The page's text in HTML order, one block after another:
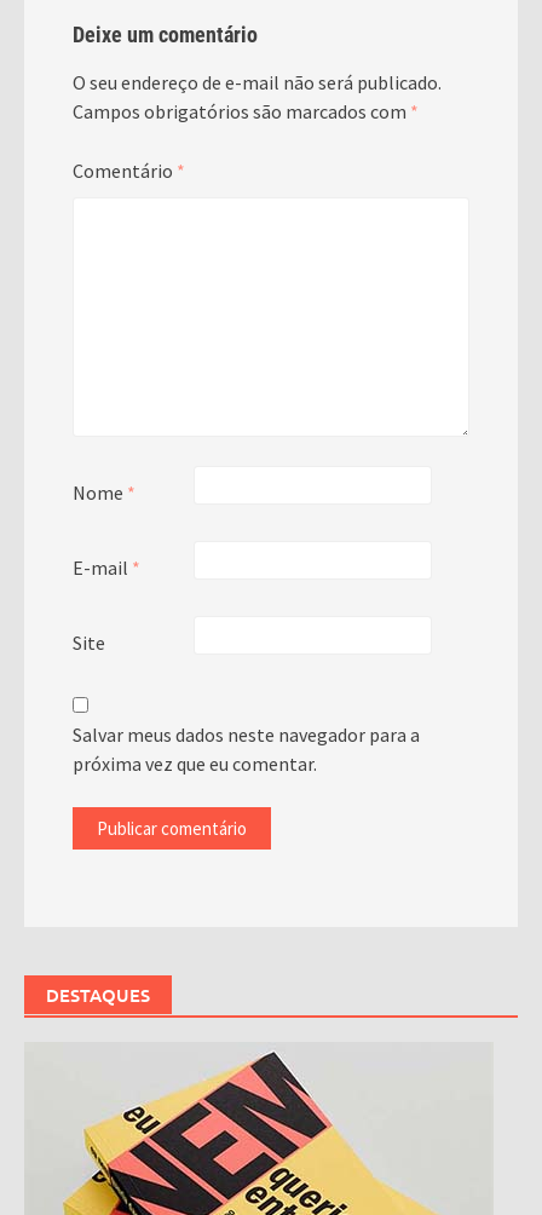
Deixe um comentário
O seu endereço de e-mail não será publicado.
Campos obrigatórios são marcados com *
Comentário *
Nome *
E-mail *
Site
Salvar meus dados neste navegador para a
próxima vez que eu comentar.
DESTAQUES